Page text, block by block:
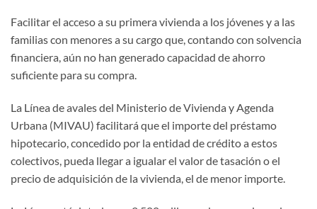
Facilitar el acceso a su primera vivienda a los jóvenes y a las
familias con menores a su cargo que, contando con solvencia
financiera, aún no han generado capacidad de ahorro
suficiente para su compra.
La Línea de avales del Ministerio de Vivienda y Agenda
Urbana (MIVAU) facilitará que el importe del préstamo
hipotecario, concedido por la entidad de crédito a estos
colectivos, pueda llegar a igualar el valor de tasación o el
precio de adquisición de la vivienda, el de menor importe.